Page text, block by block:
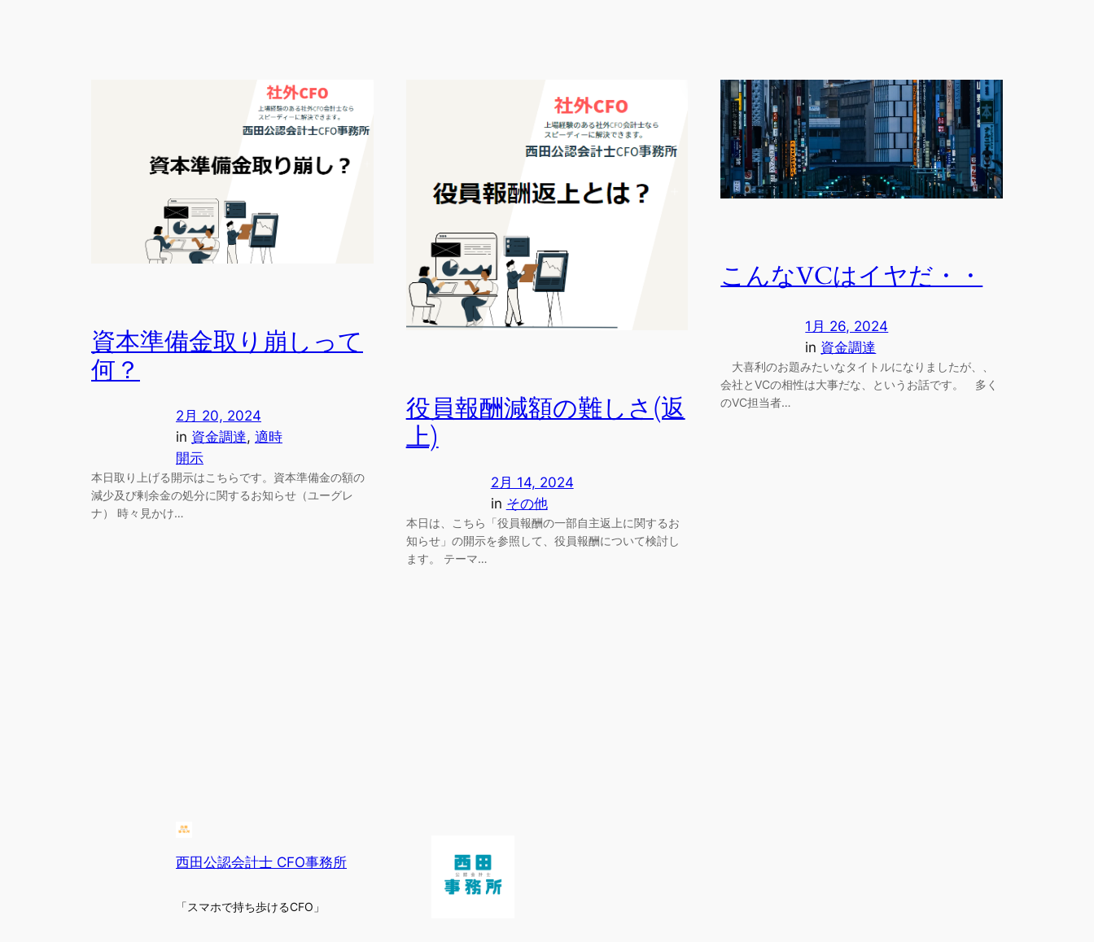
資本準備金取り崩しって
何？
2月 20, 2024
in 資金調達, 適時
開示
本日取り上げる開示はこちらです。資本準備金の額の
減少及び剰余金の処分に関するお知らせ（ユーグレ
ナ） 時々見かけ…
役員報酬減額の難しさ(返
上)
2月 14, 2024
in その他
本日は、こちら「役員報酬の一部自主返上に関するお
知らせ」の開示を参照して、役員報酬について検討し
ます。 テーマ…
こんなVCはイヤだ・・
1月 26, 2024
in 資金調達
大喜利のお題みたいなタイトルになりましたが、、
会社とVCの相性は大事だな、というお話です。 多く
のVC担当者…
西田公認会計士 CFO事務所
「スマホで持ち歩けるCFO」